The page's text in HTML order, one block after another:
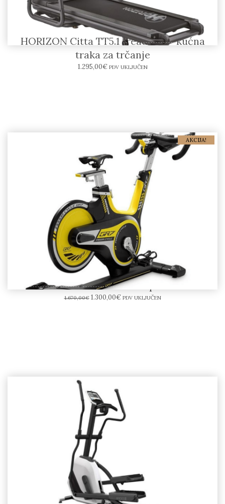
HORIZON Citta TT5.1 treadmill – kućna
traka za trčanje
1.295,00€ PDV UKLJUČEN
AKCIJA!
HORIZON GR7 Indoor spin bike
1.670,00€ 1.300,00€ PDV UKLJUČEN